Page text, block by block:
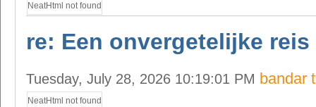
NeatHtml not found
re: Een onvergetelijke reis
Tuesday, July 28, 2026 10:19:01 PM bandar
NeatHtml not found